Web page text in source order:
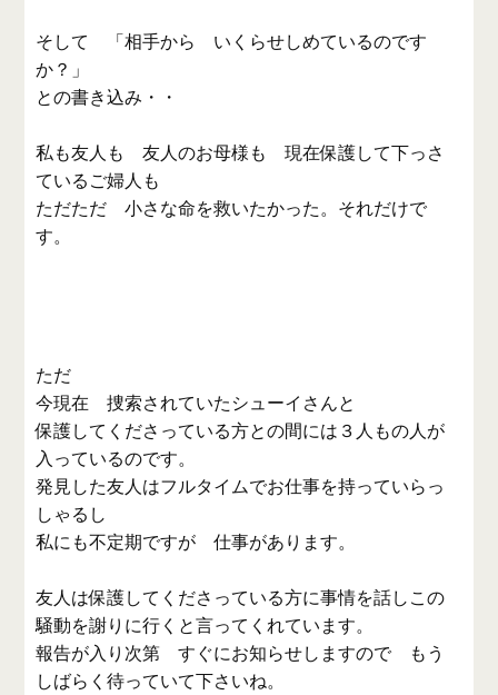
そして 「相手から いくらせしめているのです
か？」
との書き込み・・
私も友人も 友人のお母様も 現在保護して下っさ
ているご婦人も
ただただ 小さな命を救いたかった。それだけで
す。
ただ
今現在 捜索されていたシューイさんと
保護してくださっている方との間には３人もの人が
入っているのです。
発見した友人はフルタイムでお仕事を持っていらっ
しゃるし
私にも不定期ですが 仕事があります。
友人は保護してくださっている方に事情を話しこの
騒動を謝りに行くと言ってくれています。
報告が入り次第 すぐにお知らせしますので もう
しばらく待っていて下さいね。